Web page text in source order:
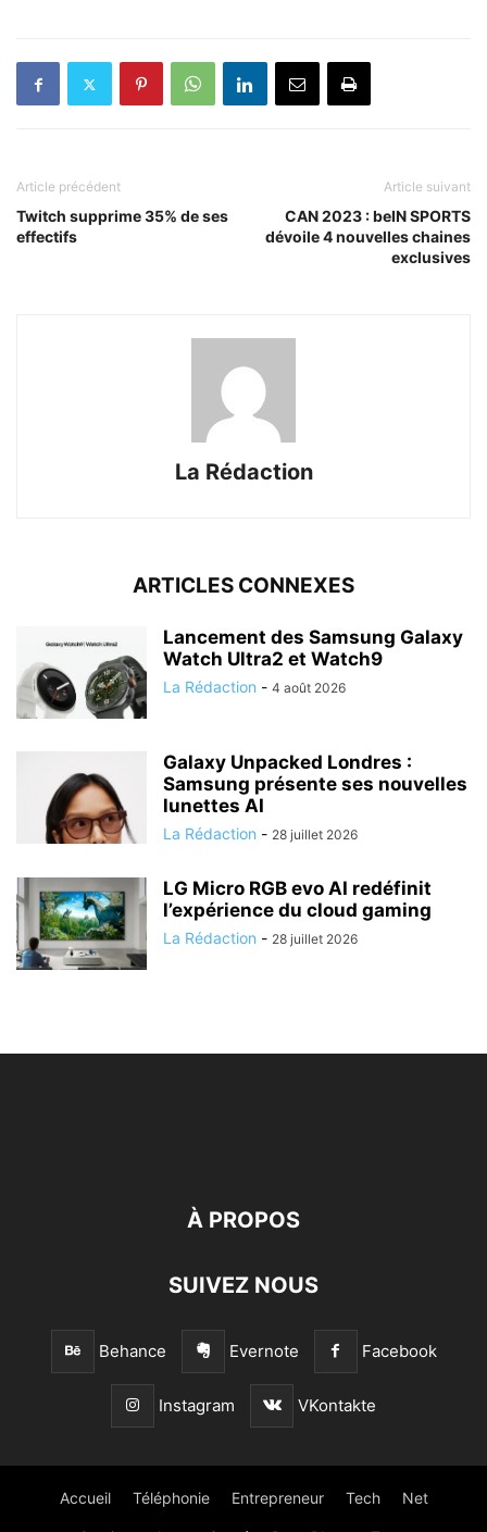
Article précédent
Twitch supprime 35% de ses
effectifs
Article suivant
CAN 2023 : beIN SPORTS
dévoile 4 nouvelles chaines
exclusives
La Rédaction
ARTICLES CONNEXES
Lancement des Samsung Galaxy
Watch Ultra2 et Watch9
La Rédaction - 4 août 2026
Galaxy Unpacked Londres :
Samsung présente ses nouvelles
lunettes AI
La Rédaction - 28 juillet 2026
LG Micro RGB evo AI redéfinit
l’expérience du cloud gaming
La Rédaction - 28 juillet 2026
À PROPOS
SUIVEZ NOUS
Behance Evernote Facebook
Instagram VKontakte
Accueil Téléphonie Entrepreneur Tech Net